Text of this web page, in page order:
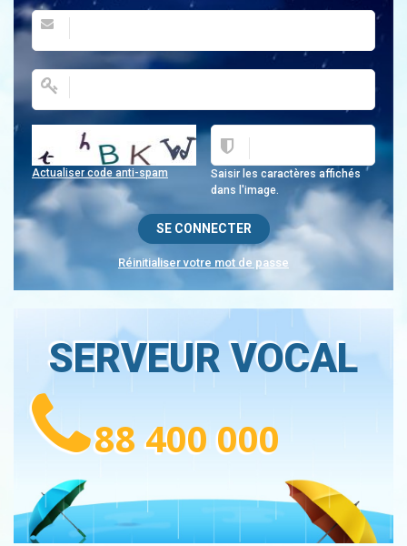
Saisir les caractères affichés
dans l'image.
Actualiser code anti-spam
Réinitialiser votre mot de passe
SERVEUR VOCAL
88 400 000